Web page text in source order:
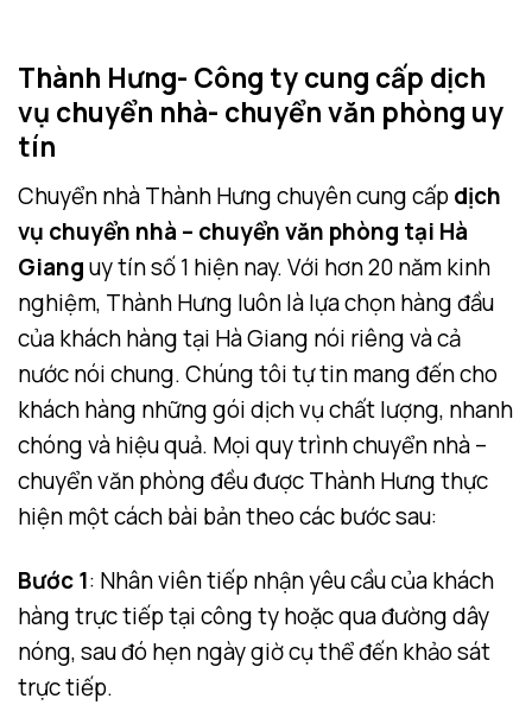
Thành Hưng- Công ty cung cấp dịch
vụ chuyển nhà- chuyển văn phòng uy
tín
Chuyển nhà Thành Hưng chuyên cung cấpdịch
vụ chuyển nhà – chuyển văn phòng tại Hà
Gianguy tín số 1 hiện nay. Với hơn 20 năm kinh
nghiệm, Thành Hưng luôn là lựa chọn hàng đầu
của khách hàng tại Hà Giang nói riêng và cả
nước nói chung. Chúng tôi tự tin mang đến cho
khách hàng những gói dịch vụ chất lượng, nhanh
chóng và hiệu quả. Mọi quy trình chuyển nhà –
chuyển văn phòng đều được Thành Hưng thực
hiện một cách bài bản theo các bước sau:
Bước 1: Nhân viên tiếp nhận yêu cầu của khách
hàng trực tiếp tại công ty hoặc qua đường dây
nóng, sau đó hẹn ngày giờ cụ thể đến khảo sát
trực tiếp.